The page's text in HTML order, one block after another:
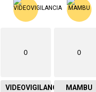
0
VIDEOVIGILANCIA
0
MAMBU